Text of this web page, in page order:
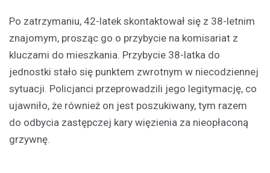
Po zatrzymaniu, 42-latek skontaktował się z 38-letnim
znajomym, prosząc go o przybycie na komisariat z
kluczami do mieszkania. Przybycie 38-latka do
jednostki stało się punktem zwrotnym w niecodziennej
sytuacji. Policjanci przeprowadzili jego legitymację, co
ujawniło, że również on jest poszukiwany, tym razem
do odbycia zastępczej kary więzienia za nieopłaconą
grzywnę.